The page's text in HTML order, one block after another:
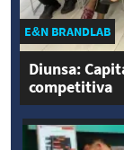
E&N BRANDLAB
Diunsa:
competitiva